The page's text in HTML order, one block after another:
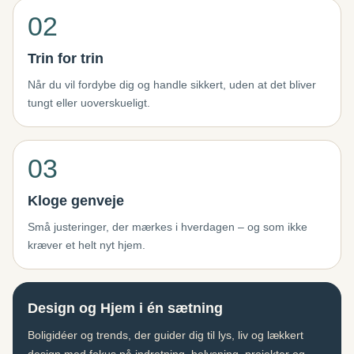
02
Trin for trin
Når du vil fordybe dig og handle sikkert, uden at det bliver
tungt eller uoverskueligt.
03
Kloge genveje
Små justeringer, der mærkes i hverdagen – og som ikke
kræver et helt nyt hjem.
Design og Hjem i én sætning
Boligidéer og trends, der guider dig til lys, liv og lækkert